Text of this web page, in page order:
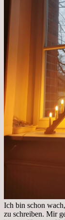
Ich bin schon
zu schreiben. Mir